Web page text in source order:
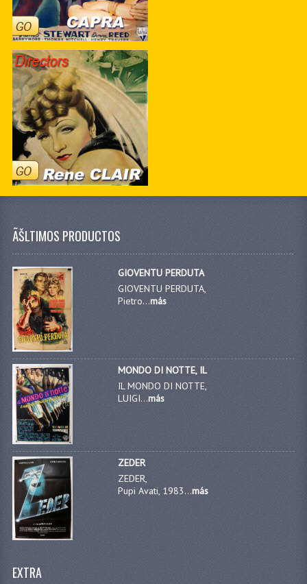
ÃŠLTIMOS PRODUCTOS
GIOVENTU PERDUTA
GIOVENTU PERDUTA,
Pietro...más
MONDO DI NOTTE, IL
IL MONDO DI NOTTE,
LUIGI...más
ZEDER
ZEDER,
Pupi Avati, 1983...más
EXTRA